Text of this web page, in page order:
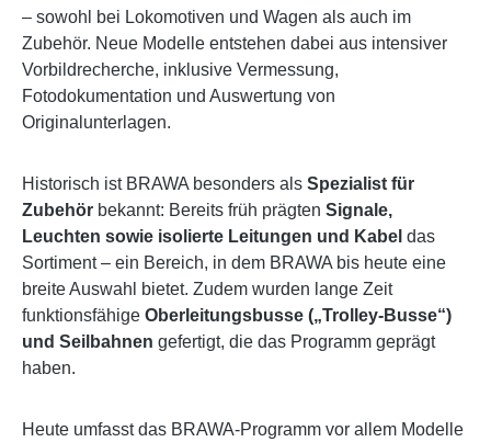
– sowohl bei Lokomotiven und Wagen als auch im
Zubehör. Neue Modelle entstehen dabei aus intensiver
Vorbildrecherche, inklusive Vermessung,
Fotodokumentation und Auswertung von
Originalunterlagen.
Historisch ist BRAWA besonders als Spezialist für
Zubehör bekannt: Bereits früh prägten Signale,
Leuchten sowie isolierte Leitungen und Kabel das
Sortiment – ein Bereich, in dem BRAWA bis heute eine
breite Auswahl bietet. Zudem wurden lange Zeit
funktionsfähige Oberleitungsbusse („Trolley-Busse“)
und Seilbahnen gefertigt, die das Programm geprägt
haben.
Heute umfasst das BRAWA-Programm vor allem Modelle